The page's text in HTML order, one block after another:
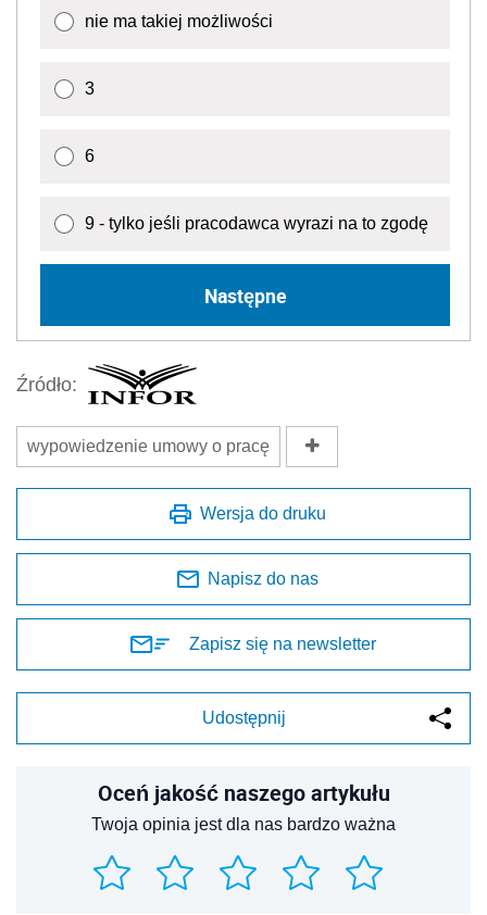
nie ma takiej możliwości
3
6
9 - tylko jeśli pracodawca wyrazi na to zgodę
Następne
Źródło:
wypowiedzenie umowy o pracę
Wersja do druku
Napisz do nas
Zapisz się na newsletter
Udostępnij
Oceń jakość naszego artykułu
Twoja opinia jest dla nas bardzo ważna